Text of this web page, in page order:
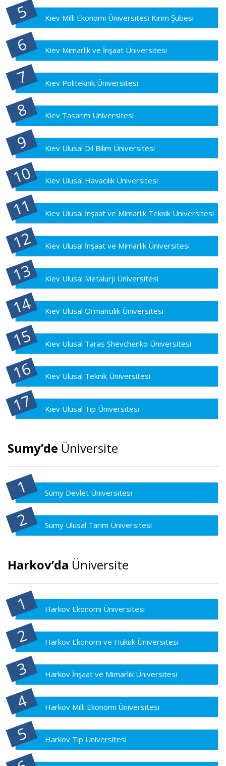
Kiev Milli Ekonomi Üniversitesi Kırım Şubesi
Kiev Mimarlık ve İnşaat Üniversitesi
Kiev Politeknik Üniversitesi
Kiev Tasarım Üniversitesi
Kiev Ulusal Dil Bilim Üniversitesi
Kiev Ulusal Havacılık Üniversitesi
Kiev Ulusal İnşaat ve Mimarlık Teknik Üniversitesi
Kiev Ulusal İnşaat ve Mimarlık Üniversitesi
Kiev Ulusal Metalurji Üniversitesi
Kiev Ulusal Ormancılık Üniversitesi
Kiev Ulusal Taras Shevchenko Üniversitesi
Kiev Ulusal Teknik Üniversitesi
Kiev Ulusal Tıp Üniversitesi
Sumy’de Üniversite
Sumy Devlet Üniversitesi
Sumy Ulusal Tarım Üniversitesi
Harkov’da Üniversite
Harkov Ekonomi Üniversitesi
Harkov Ekonomi ve Hukuk Üniversitesi
Harkov İnşaat ve Mimarlık Üniversitesi
Harkov Milli Ekonomi Üniversitesi
Harkov Tıp Üniversitesi